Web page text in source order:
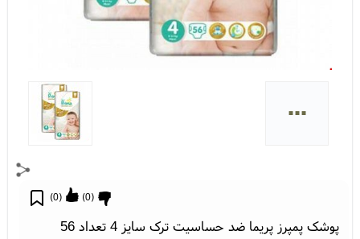
...
پوشک پمپرز پریما ضد حساسیت ترک سایز 4 تعداد 56
(
0
) (
0
)